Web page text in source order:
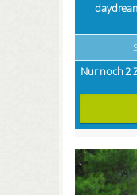
Nur noch 2